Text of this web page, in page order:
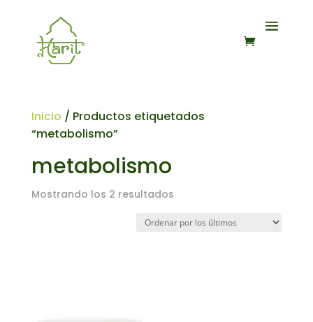
Inicio / Productos etiquetados
“metabolismo”
metabolismo
Mostrando los 2 resultadosOrdenado
los